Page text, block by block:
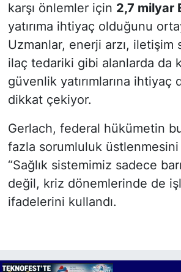
karşı önlemler için 2,7 milyar
yatırıma ihtiyaç olduğunu
Uzmanlar, enerji arzı, iletişim
ilaç tedariki gibi alanlarda da
güvenlik yatırımlarına ihtiyaç
dikkat çekiyor.
Gerlach, federal hükümetin
fazla sorumluluk
“Sağlık sistemimiz sadece
değil, kriz dönemlerinde de
ifadelerini kullandı.